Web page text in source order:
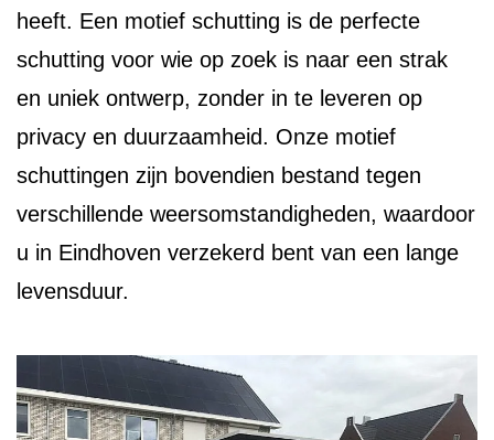
heeft. Een motief schutting is de perfecte
schutting voor wie op zoek is naar een strak
en uniek ontwerp, zonder in te leveren op
privacy en duurzaamheid. Onze motief
schuttingen zijn bovendien bestand tegen
verschillende weersomstandigheden, waardoor
u in Eindhoven verzekerd bent van een lange
levensduur.